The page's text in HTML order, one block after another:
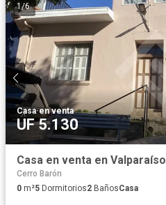
1/6
Casa·en venta
UF 5.130
Casa en venta en Valparaíso
Cerro Barón
0 m²5 Dormitorios2 BañosCasa